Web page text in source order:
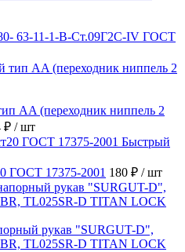
63-11-1-B-Ст.09Г2С-IV ГОСТ
AA (переходник ниппель 2
₽ / шт
Быстрый
ГОСТ 17375-2001 180 ₽ / шт
рукав "SURGUT-D",
TL025SR-D TITAN LOCK